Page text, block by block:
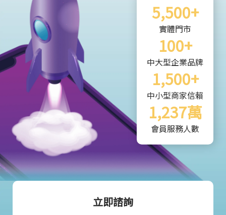
5,500+
實體門市
100+
中大型企業品牌
1,500+
中小型商家信賴
1,237萬
會員服務人數
立即諮詢